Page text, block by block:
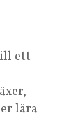
ett
lära